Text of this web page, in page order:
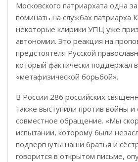
Московского патриархата одна
поминать на службах патриарха
некоторые клирики УПЦ уже
автономии. Это реакция на
предстоятеля Русской
который фактически поддержал
«метафизической борьбой».
В России 286 российских
также выступили против войны и
совместное обращение. «Мы
испытании, которому были
подвергнуты наши братья и
говорится в открытом письме,